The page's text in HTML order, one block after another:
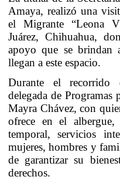
Amaya, realizó una
el Migrante “Leona
Juárez, Chihuahua,
apoyo que se brindan
llegan a este espacio.
Durante el recorrido
delegada de Programas
Mayra Chávez, con
ofrece en el
temporal, servicios
mujeres, hombres y
de garantizar su
derechos.